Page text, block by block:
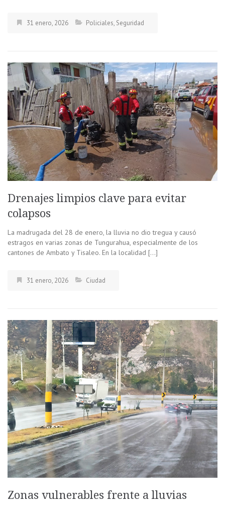
31 enero, 2026 Policiales, Seguridad
Drenajes limpios clave para evitar
colapsos
La madrugada del 28 de enero, la lluvia no dio tregua y causó
estragos en varias zonas de Tungurahua, especialmente de los
cantones de Ambato y Tisaleo. En la localidad […]
31 enero, 2026 Ciudad
Zonas vulnerables frente a lluvias